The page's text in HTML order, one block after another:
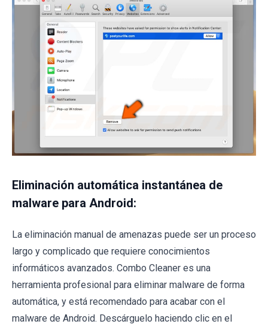
Eliminación automática instantánea de
malware para Android:
La eliminación manual de amenazas puede ser un proceso
largo y complicado que requiere conocimientos
informáticos avanzados. Combo Cleaner es una
herramienta profesional para eliminar malware de forma
automática, y está recomendado para acabar con el
malware de Android. Descárguelo haciendo clic en el